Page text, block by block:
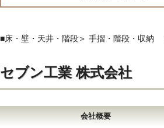
■床・壁・天井・階段＞ 手摺・階段・収納
セブン工業 株式会社
会社概要